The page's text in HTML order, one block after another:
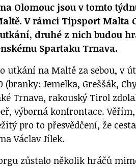
Olomouc jsou v tomto
V rámci Tipsport Malta
druhé z nich budou
Spartaku Trnava.
utkání na Maltě za sebou, v
(branky: Jemelka, Greššák,
Trnava, rakouský Tirol
výborná konfrontace.
pro to přesvědčení, že
Václav Jílek.
zůstalo několik hráčů